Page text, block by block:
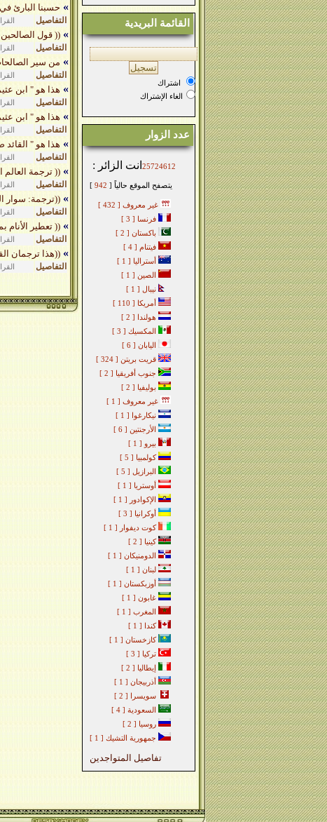
» حسبنا البارئ
التفاصيل
»(( قول
التفاصيل
» من سير الصالحات ( 6 ) أم هانئ رضي
التفاصيل
» هذا هو " ابن
التفاصيل
» هذا هو " ابن
التفاصيل
» هذا هو " القائد
التفاصيل
»(( ترجمة العالم
التفاصيل
»((ترجمة: سوار
التفاصيل
»(( تعطير الأنام
التفاصيل
»((هذا ترجمان
التفاصيل
القائمة البريدية
الغاء الإشتراك
عدد الزوار
انت الزائر : 25724612
يتصفح الموقع حالياً [ 942
]
[ 432 ]
غير معروف
[ 3 ]
فرنسا
[ 2 ]
[ 4 ]
فيتنام
[ 1 ]
[ 1 ]
[ 1 ]
[ 110 ]
[ 2 ]
[ 3 ]
[ 6 ]
[ 324 ]
قريت بريتن
[ 2 ]
[ 2 ]
[ 1 ]
غير معروف
[ 1 ]
[ 6 ]
[ 1 ]
[ 5 ]
كولمبيا
[ 5 ]
[ 1 ]
[ 1 ]
[ 3 ]
[ 1 ]
كوت ديفوار
[ 2 ]
كينيا
[ 1 ]
[ 1 ]
[ 1 ]
[ 1 ]
غابون
[ 1 ]
[ 1 ]
كندا
[ 1 ]
كازخستان
[ 3 ]
تركيا
[ 2 ]
[ 1 ]
[ 2 ]
سويسرا
[ 4 ]
[ 2 ]
روسيا
[ 1 ]
تفاصيل المتواجدين